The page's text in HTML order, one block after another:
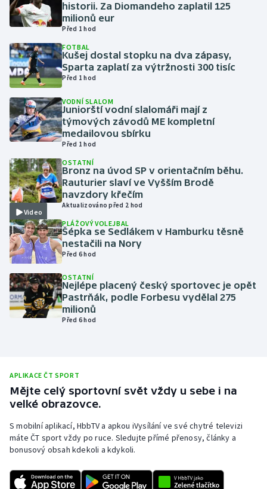
Házená
Judo
Krasobruslení
Lezení
Moderní pětiboj
Motorsport
Olympijské hry
Parasport
Plavání
Plážový volejbal
Rychlostní kanoistika
Short track
Sportovní střelba
historii. Za Diomandeho zaplatil 125
milionů eur
Před 1 hod
FOTBAL
Kušej dostal stopku na dva zápasy,
Sparta zaplatí za výtržnosti 300 tisíc
Před 1 hod
VODNÍ SLALOM
Juniorští vodní slalomáři mají z
týmových závodů ME kompletní
medailovou sbírku
Před 1 hod
Video
OSTATNÍ
Bronz na úvod SP v orientačním běhu.
Rauturier slaví ve Vyšším Brodě
navzdory křečím
Aktualizováno před 2 hod
PLÁŽOVÝ VOLEJBAL
Šépka se Sedlákem v Hamburku těsně
nestačili na Nory
Před 6 hod
OSTATNÍ
Nejlépe placený český sportovec je opět
Pastrňák, podle Forbesu vydělal 275
milionů
Před 6 hod
APLIKACE ČT SPORT
Mějte celý sportovní svět vždy u sebe i na
velké obrazovce.
S mobilní aplikací, HbbTV a apkou iVysílání ve své chytré televizi
máte ČT sport vždy po ruce. Sledujte přímé přenosy, články a
bonusový obsah kdekoli a kdykoli.